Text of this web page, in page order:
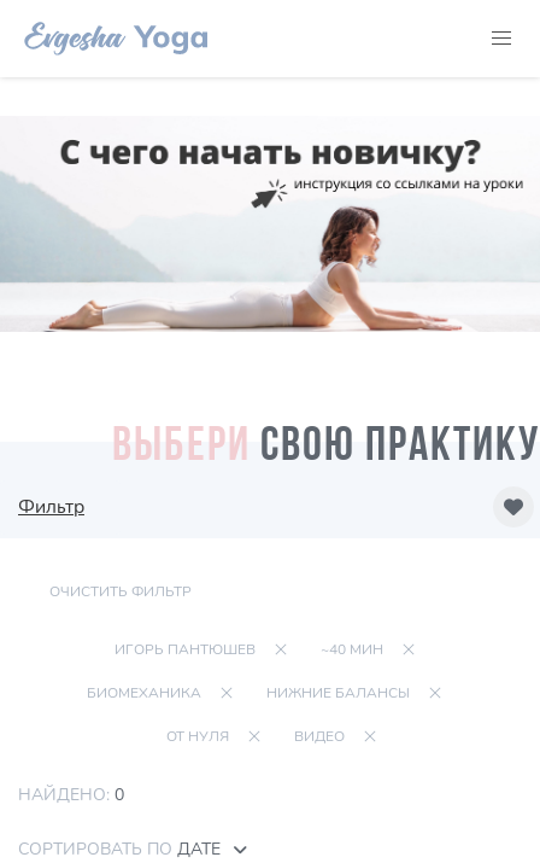
ВЫБЕРИ СВОЮ ПРАКТИКУ
Фильтр
ОЧИСТИТЬ ФИЛЬТР
ИГОРЬ ПАНТЮШЕВ ~40 МИН
БИОМЕХАНИКА НИЖНИЕ БАЛАНСЫ
ОТ НУЛЯ ВИДЕО
НАЙДЕНО: 0
СОРТИРОВАТЬ ПО ДАТЕ